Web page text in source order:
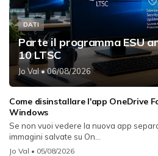
DATI
Parte il programma ESU
10 LTSC
Jo Val• 06/08/2026
Come disinstallare l'app OneDrive
Windows
Se non vuoi vedere la nuova app
immagini salvate su On...
Jo Val • 05/08/2026